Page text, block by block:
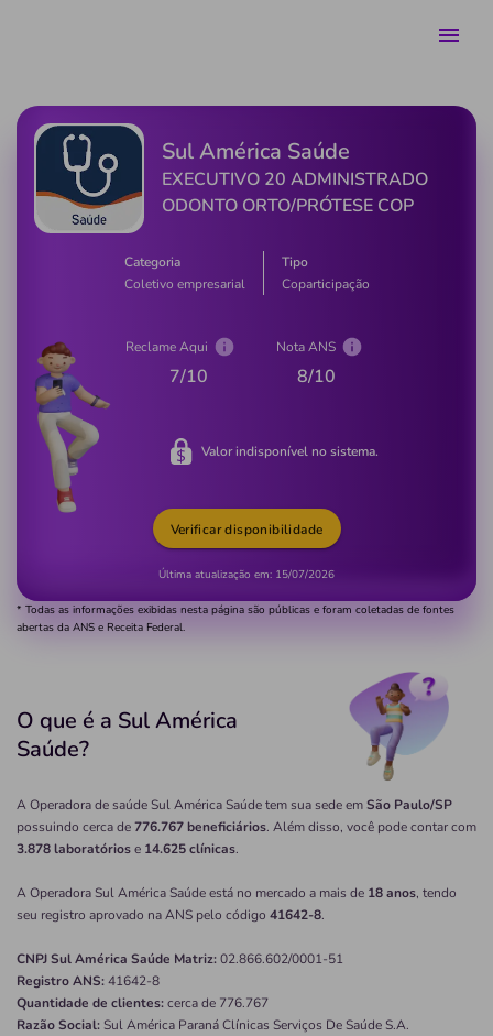
Sul América Saúde
EXECUTIVO 20 ADMINISTRADO
ODONTO ORTO/PRÓTESE COP
Categoria
Coletivo empresarial
Tipo
Coparticipação
Valor indisponível no sistema.
Reclame Aqui
7/10
Nota ANS
8/10
Última atualização em: 15/07/2026
Verificar disponibilidade
* Todas as informações exibidas nesta página são públicas e foram coletadas de fontes
abertas da ANS e Receita Federal.
O que é a Sul América
Saúde?
A Operadora de saúde Sul América Saúde tem sua sede emSão Paulo/SP
possuindo cerca de776.767 beneficiários. Além disso, você pode contar com
3.878 laboratóriose 14.625 clínicas.
A Operadora Sul América Saúde está no mercado a mais de 18 anos, tendo
seu registro aprovado na ANS pelo código 41642-8.
CNPJSul América Saúde Matriz:02.866.602/0001-51
Registro ANS:41642-8
Quantidade de clientes:cerca de 776.767
Razão Social:Sul América Paraná Clínicas Serviços De Saúde S.A.